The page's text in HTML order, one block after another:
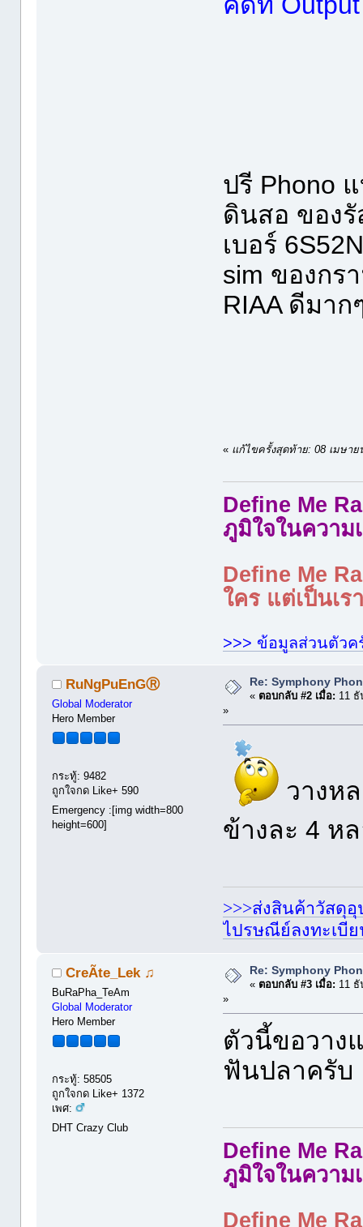
ปรี Phono
ดินสอ ของ
เบอร์
sim ของกร
RIAA ดีมาก
« แก้ไขครั้งสุดท้าย: 08 เมษาย
Define Me
ภูมิใจในความ
Define Me
ใคร แต่เป็นเ
>>> ข้อมูลส่วนตัวค
RuNgPuEnGⓇ
Global Moderator
Hero Member
กระทู้: 9482
ถูกใจกด Like+ 590
Emergency :[img width=800
height=600]
Re: Symphony
« ตอบกลับ #2 เมื่อ: 11 ธั
»
วางหล
ข้างละ 4 ห
>>>ส่งสินค้าวัสดุ
ไปรษณีย์ลงทะเบีย
CreÃte_Lek ♫
BuRaPha_TeAm
Global Moderator
Hero Member
กระทู้: 58505
ถูกใจกด Like+ 1372
เพศ:
DHT Crazy Club
Re: Symphony
« ตอบกลับ #3 เมื่อ: 11 ธั
»
ตัวนี้ขอวาง
ฟันปลาครับ
Define Me
ภูมิใจในความ
Define Me